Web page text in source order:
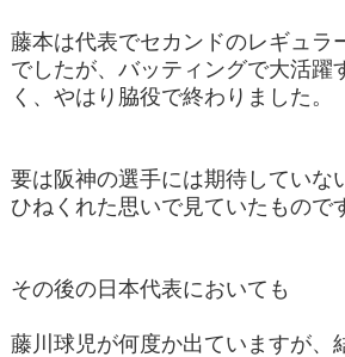
藤本は代表でセカンドのレギュラ
でしたが、バッティングで大活躍
く、やはり脇役で終わりました。
要は阪神の選手には期待していな
ひねくれた思いで見ていたもので
その後の日本代表においても
藤川球児が何度か出ていますが、